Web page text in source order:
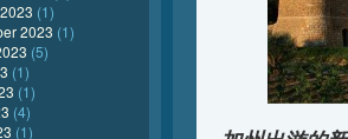
(1)
2023 (1)
(5)
(1)
(1)
(4)
(1)